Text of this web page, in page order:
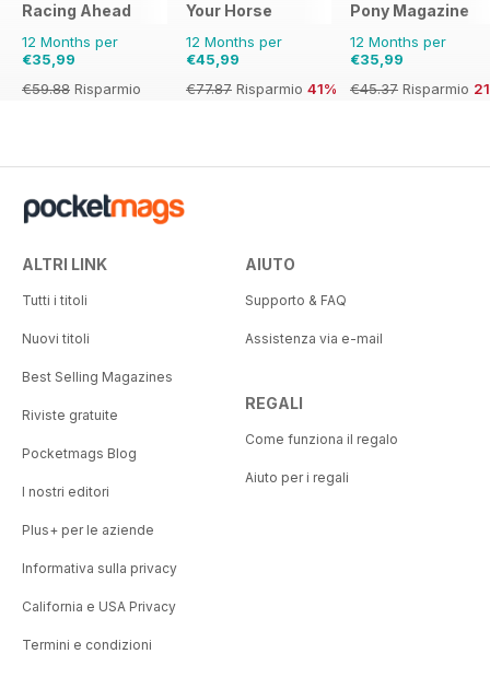
Racing Ahead
12 Months per
€35,99
€59.88 Risparmio
Your Horse
12 Months per
€45,99
€77.87 Risparmio 41%
Pony Magazine
12 Months per
€35,99
€45.37 Risparmio
ALTRI LINK
Tutti i titoli
Nuovi titoli
Best Selling Magazines
Riviste gratuite
Pocketmags Blog
I nostri editori
Plus+ per le aziende
Informativa sulla privacy
California e USA Privacy
Termini e condizioni
AIUTO
Supporto & FAQ
Assistenza via e-mail
REGALI
Come funziona il regalo
Aiuto per i regali